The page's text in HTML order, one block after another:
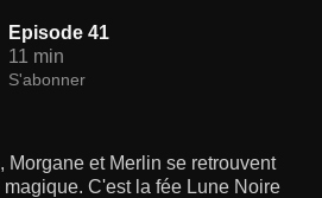
Episode 41
11 min
S'abonner
Morgane et Merlin se retrouvent
C'est la fée Lune Noire